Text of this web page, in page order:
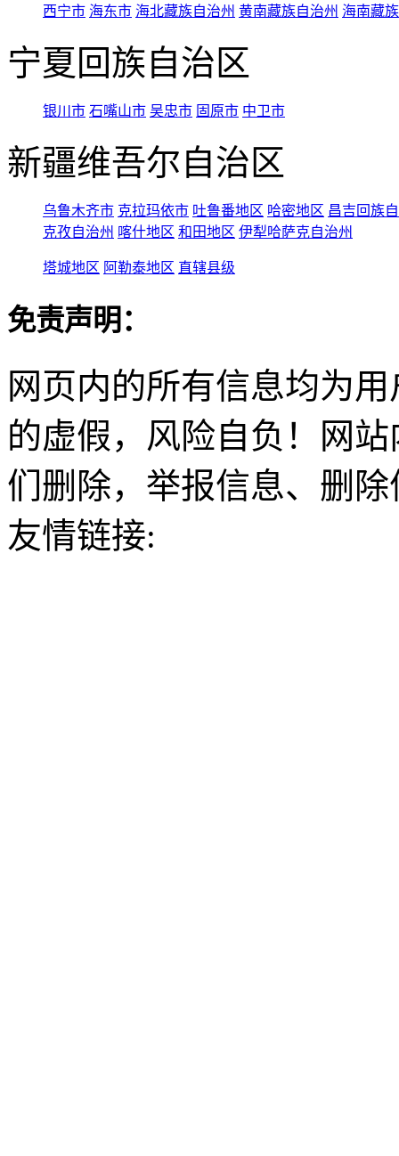
西宁市 海东市 海北藏族自治州 黄南藏族自治州 海南藏
宁夏回族自治区
银川市 石嘴山市 吴忠市 固原市 中卫市
新疆维吾尔自治区
乌鲁木齐市 克拉玛依市 吐鲁番地区 哈密地区 昌吉回族
克孜自治州 喀什地区 和田地区 伊犁哈萨克自治州
塔城地区 阿勒泰地区 直辖县级
免责声明：
网页内的所有信息均为
的虚假，风险自负！网
们删除，举报信息、删
友情链接: